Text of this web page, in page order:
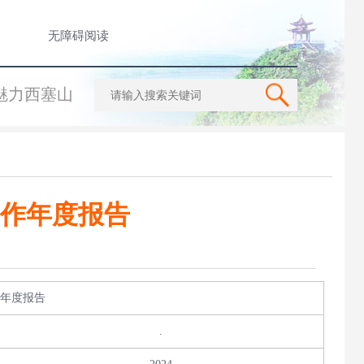
无障碍阅读
力西塞山
年度报告
度报告
.